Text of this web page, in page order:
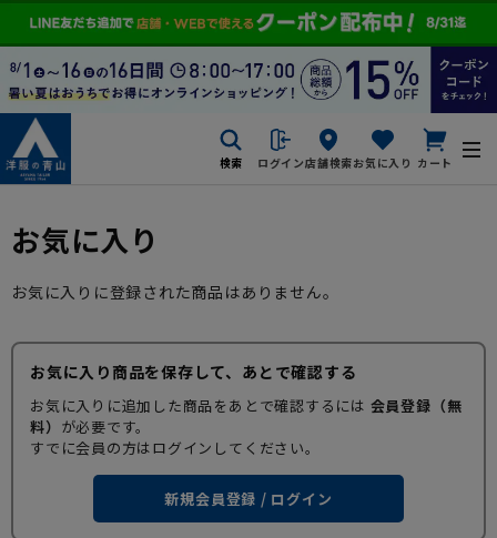
検索 ログイン店舗検索お気に入り カート
お気に入り
お気に入りに登録された商品はありません。
お気に入り商品を保存して、あとで確認する
お気に入りに追加した商品をあとで確認するには 会員登録（無
料） が必要です。
すでに会員の方はログインしてください。
新規会員登録 / ログイン